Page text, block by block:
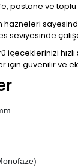
pastane ve
hazneleri
seviyesinde
içeceklerinizi
için güvenilir ve